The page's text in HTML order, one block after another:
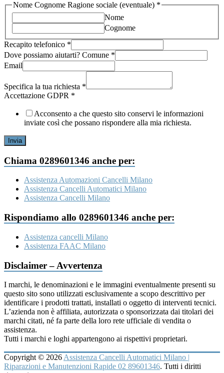
richiesta
aiutarti?
Comune
Nome Cognome Ragione sociale (eventuale) *
Nome
Cognome
Recapito telefonico *
Dove possiamo aiutarti? Comune *
Email
Specifica la tua richiesta *
Accettazione GDPR *
Acconsento a che questo sito conservi le informazioni
inviate così che possano rispondere alla mia richiesta.
Invia
Chiama 0289601346 anche per:
Assistenza Automazioni Cancelli Milano
Assistenza Cancelli Automatici Milano
Assistenza Cancelli Milano
Rispondiamo allo 0289601346 anche per:
Assistenza cancelli Milano
Assistenza FAAC Milano
Disclaimer – Avvertenza
I marchi, le denominazioni e le immagini eventualmente presenti su
questo sito sono utilizzati esclusivamente a scopo descrittivo per
identificare i prodotti trattati, installati o oggetto di interventi tecnici.
L’azienda non è affiliata, autorizzata o sponsorizzata dai titolari dei
marchi citati, né fa parte della loro rete ufficiale di vendita o
assistenza.
Tutti i marchi e loghi appartengono ai rispettivi proprietari.
Copyright © 2026 Assistenza Cancelli Automatici Milano |
Riparazioni e Manutenzioni Rapide 02 89601346. Tutti i diritti